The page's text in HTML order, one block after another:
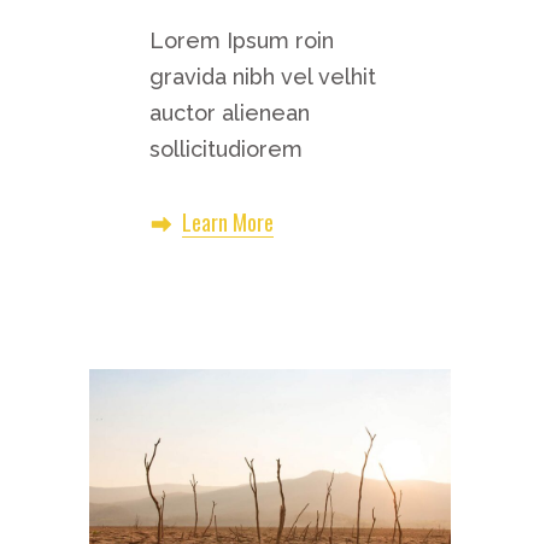
Lorem Ipsum roin
gravida nibh vel velhit
auctor alienean
sollicitudiorem
Learn More